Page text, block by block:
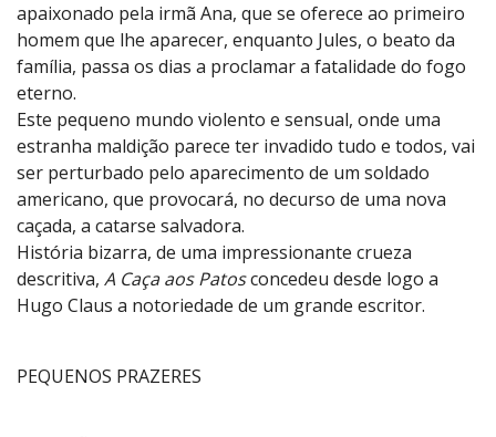
apaixonado pela irmã Ana, que se oferece ao primeiro
homem que lhe aparecer, enquanto Jules, o beato da
família, passa os dias a proclamar a fatalidade do fogo
eterno.
Este pequeno mundo violento e sensual, onde uma
estranha maldição parece ter invadido tudo e todos, vai
ser perturbado pelo aparecimento de um soldado
americano, que provocará, no decurso de uma nova
caçada, a catarse salvadora.
História bizarra, de uma impressionante crueza
descritiva, A Caça aos Patosconcedeu desde logo a
Hugo Claus a notoriedade de um grande escritor.
PEQUENOS PRAZERES